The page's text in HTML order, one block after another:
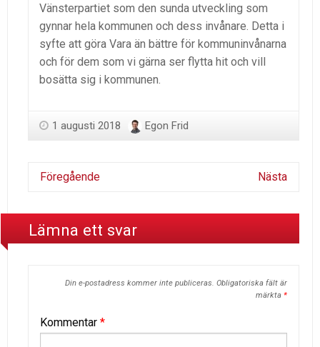
Vänsterpartiet som den sunda utveckling som
gynnar hela kommunen och dess invånare. Detta i
syfte att göra Vara än bättre för kommuninvånarna
och för dem som vi gärna ser flytta hit och vill
bosätta sig i kommunen.
1 augusti 2018 Egon Frid
Föregående Nästa
Lämna ett svar
Din e-postadress kommer inte publiceras. Obligatoriska fält är
märkta *
Kommentar *